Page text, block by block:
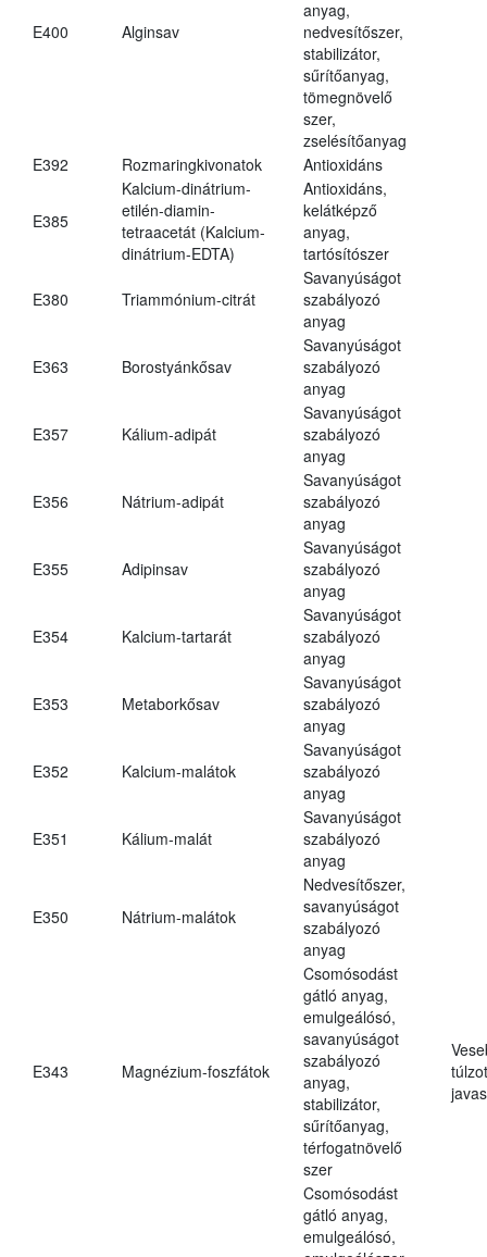
E400 Alginsav
anyag,
nedvesítőszer,
stabilizátor,
sűrítőanyag,
tömegnövelő
szer,
zselésítőanyag
E392
Rozmaringkivonatok Antioxidáns
E385
Kalcium-dinátrium-
etilén-diamin-
tetraacetát (Kalcium-
dinátrium-EDTA)
Antioxidáns,
kelátképző
anyag,
tartósítószer
E380 Triammónium-citrát
Savanyúságot
szabályozó
anyag
E363 Borostyánkősav
Savanyúságot
szabályozó
anyag
E357 Kálium-adipát
Savanyúságot
szabályozó
anyag
E356 Nátrium-adipát
Savanyúságot
szabályozó
anyag
E355 Adipinsav
Savanyúságot
szabályozó
anyag
E354 Kalcium-tartarát
Savanyúságot
szabályozó
anyag
E353 Metaborkősav
Savanyúságot
szabályozó
anyag
E352 Kalcium-malátok
Savanyúságot
szabályozó
anyag
E351 Kálium-malát
Savanyúságot
szabályozó
anyag
E350 Nátrium-malátok
Nedvesítőszer,
savanyúságot
szabályozó
anyag
E343 Magnézium-foszfátok
Csomósodást
gátló anyag,
emulgeálósó,
savanyúságot
szabályozó
anyag,
stabilizátor,
sűrítőanyag,
térfogatnövelő
szer
Csomósodást
gátló anyag,
emulgeálósó,